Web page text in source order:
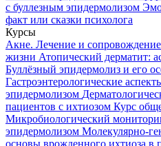
с буллезным эпидермолизом
факт или сказки психолога
Курсы
Акне. Лечение и
жизни Атопический дерматит:
Буллёзный эпидермолиз и его
Гастроэнтерологические
эпидермолизом
пациентов с ихтиозом Курс
Микробиологический
эпидермолизом Молекулярно-
основы врожденного ихтиоза в